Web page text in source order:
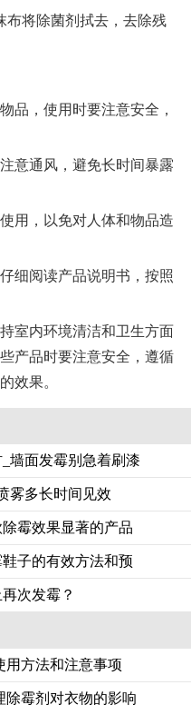
布将除菌剂拭去，去除残
品，使用时要注意安全，
意通风，避免长时间暴露
用，以免对人体和物品造
细阅读产品说明书，按照
室内环境清洁和卫生方面
产品时要注意安全，遵循
效果。
墙面发霉别急着刷漆
雾多长时间见效
霉效果显著的产品
子的有效方法和预
次发霉？
用方法和注意事项
除霉剂对衣物的影响